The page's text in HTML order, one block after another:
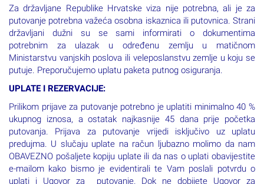
Za državljane Republike Hrvatske viza nije potrebna, ali je za
putovanje potrebna važeća osobna iskaznica ili putovnica. Strani
državljani dužni su se sami informirati o dokumentima
potrebnim za ulazak u određenu zemlju u matičnom
Ministarstvu vanjskih poslova ili veleposlanstvu zemlje u koju se
Prilikom prijave za putovanje potrebno je uplatiti minimalno 40 %
ukupnog iznosa, a ostatak najkasnije 45 dana prije početka
putovanja. Prijava za putovanje vrijedi isključivo uz uplatu
predujma. U slučaju uplate na račun ljubazno molimo da nam
OBAVEZNO pošaljete kopiju uplate ili da nas o uplati obavijestite
e-mailom kako bismo je evidentirali te Vam poslali potvrdu o